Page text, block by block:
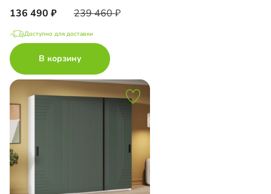
136 490 239 460
Доступно для доставки
В корзину